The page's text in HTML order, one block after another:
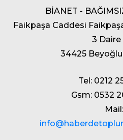
BİANET -
Faikpaşa Caddesi
3 Daire
34425
Tel: 0212
Gsm: 0532
Mail: